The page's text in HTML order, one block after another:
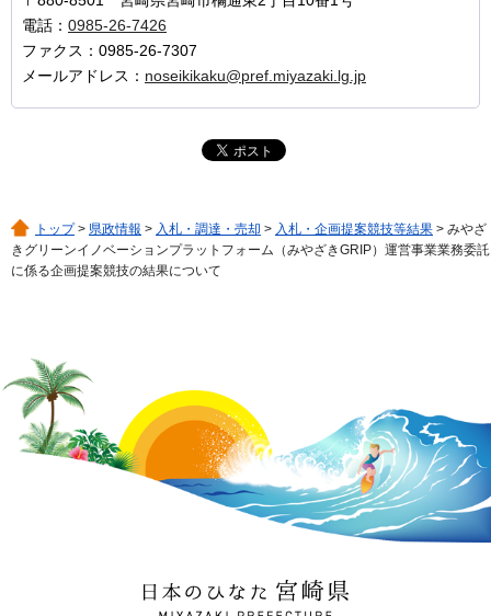
電話： 0985-26-7426
ファクス：0985-26-7307
メールアドレス： noseikikaku@pref.miyazaki.lg.jp
トップ> 県政情報 > 入札・調達・売却 > 入札・企画提案競技等結果 > みやざ
きグリーンイノベーションプラットフォーム（みやざきGRIP）運営事業業務委託
に係る企画提案競技の結果について
日本のひなた 宮崎県